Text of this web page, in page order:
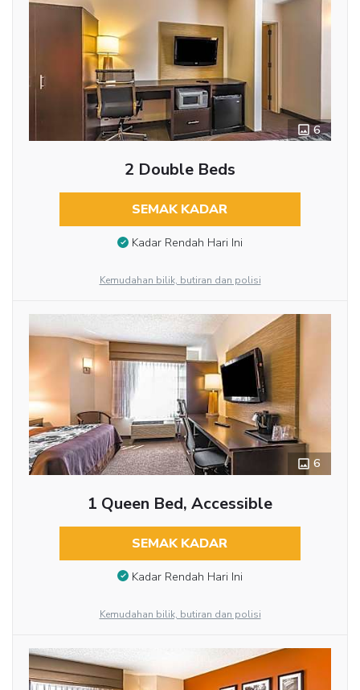
6
2 Double Beds
SEMAK KADAR
Kadar Rendah Hari Ini
Kemudahan bilik, butiran dan polisi
6
1 Queen Bed, Accessible
SEMAK KADAR
Kadar Rendah Hari Ini
Kemudahan bilik, butiran dan polisi